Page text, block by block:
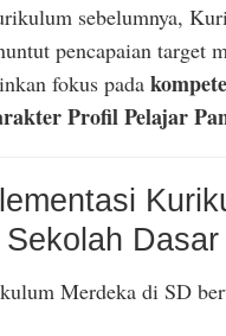
sebelumnya,
pencapaian target
fokus pada
Profil Pelajar
Dasar
Merdeka di SD